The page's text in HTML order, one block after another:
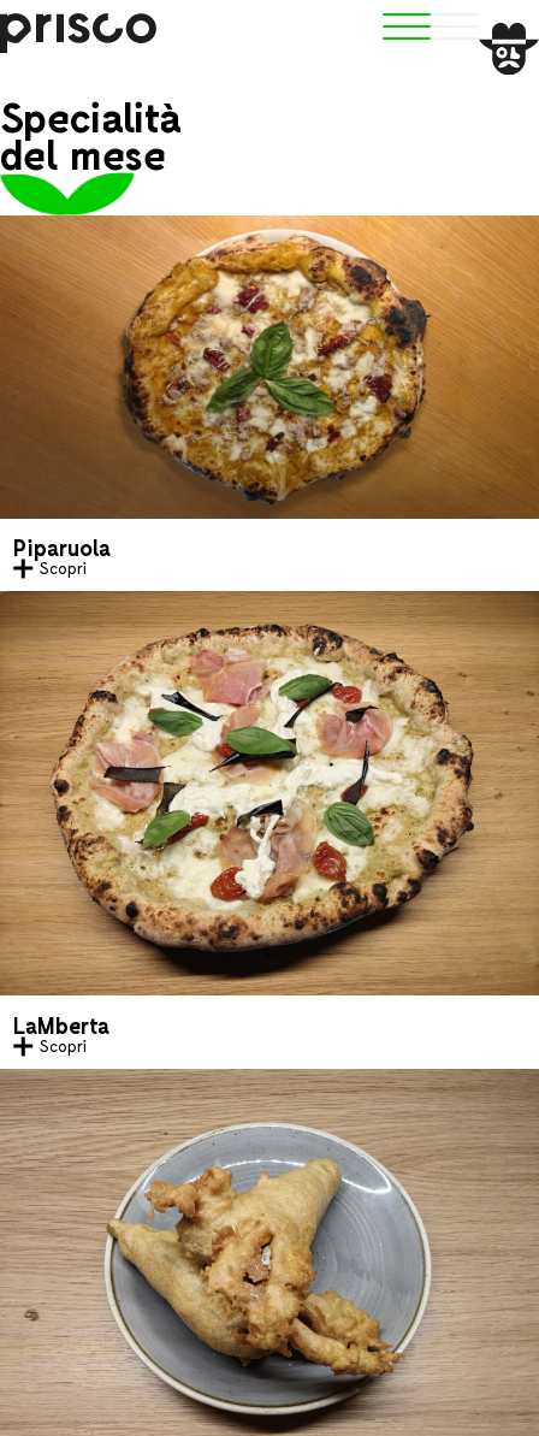
Specialità
del mese
Piparuola
Scopri
LaMberta
Scopri